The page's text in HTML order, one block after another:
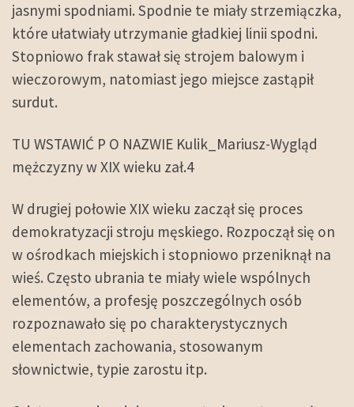
jasnymi spodniami. Spodnie te miały strzemiączka,
które ułatwiały utrzymanie gładkiej linii spodni.
Stopniowo frak stawał się strojem balowym i
wieczorowym, natomiast jego miejsce zastąpił
surdut.
TU WSTAWIĆ P O NAZWIE Kulik_Mariusz-Wygląd
mężczyzny w XIX wieku zał.4
W drugiej połowie XIX wieku zaczął się proces
demokratyzacji stroju męskiego. Rozpoczął się on
w ośrodkach miejskich i stopniowo przeniknął na
wieś. Często ubrania te miały wiele wspólnych
elementów, a profesję poszczególnych osób
rozpoznawało się po charakterystycznych
elementach zachowania, stosowanym
słownictwie, typie zarostu itp.